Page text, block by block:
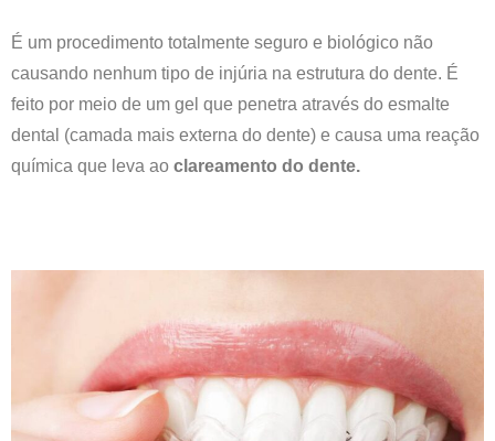
É um procedimento totalmente seguro e biológico não
causando nenhum tipo de injúria na estrutura do dente. É
feito por meio de um gel que penetra através do esmalte
dental (camada mais externa do dente) e causa uma reação
química que leva ao clareamento do dente.